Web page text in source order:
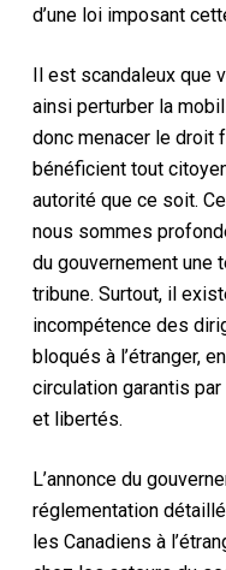
d’une loi imposant
Il est scandaleux que
ainsi perturber la
donc menacer le droit
bénéficient tout
autorité que ce soit.
nous sommes
du gouvernement une
tribune. Surtout, il
incompétence des
bloqués à l’étranger,
circulation garantis par
et libertés.
L’annonce du
réglementation
les Canadiens à